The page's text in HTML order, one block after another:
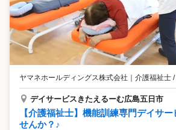
ヤマネホールディングス株式会社 ｜ 介護福祉士
デイサービスきたえるーむ広島五日市
【介護福祉士】機能訓練専門デイサ
せんか？♪